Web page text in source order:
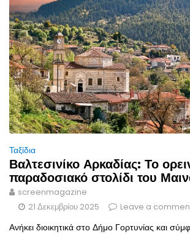
Ταξίδια
Βαλτεσινίκο Αρκαδίας: Το
παραδοσιακό στολίδι του
screenmagazine
21 Δεκεμβρίου 2025
Leave a
Ανήκει διοικητικά στο Δήμο Γορτυνίας και